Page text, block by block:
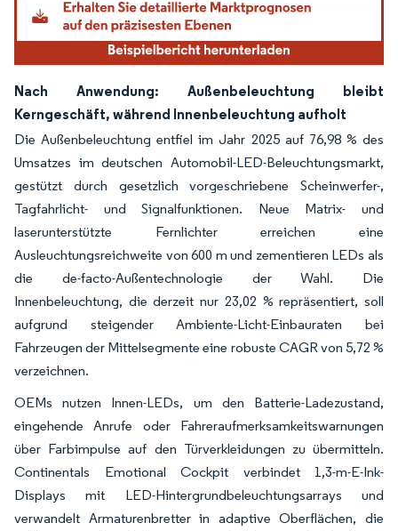
Nach Anwendung: Außenbeleuchtung bleibt
Kerngeschäft, während Innenbeleuchtung aufholt
Die Außenbeleuchtung entfiel im Jahr 2025 auf 76,98 % des
Umsatzes im deutschen Automobil-LED-Beleuchtungsmarkt,
gestützt durch gesetzlich vorgeschriebene Scheinwerfer-,
Tagfahrlicht- und Signalfunktionen. Neue Matrix- und
laserunterstützte Fernlichter erreichen eine
Ausleuchtungsreichweite von 600 m und zementieren LEDs als
die de-facto-Außentechnologie der Wahl. Die
Innenbeleuchtung, die derzeit nur 23,02 % repräsentiert, soll
aufgrund steigender Ambiente-Licht-Einbauraten bei
Fahrzeugen der Mittelsegmente eine robuste CAGR von 5,72 %
verzeichnen.
OEMs nutzen Innen-LEDs, um den Batterie-Ladezustand,
eingehende Anrufe oder Fahreraufmerksamkeitswarnungen
über Farbimpulse auf den Türverkleidungen zu übermitteln.
Continentals Emotional Cockpit verbindet 1,3-m-E-Ink-
Displays mit LED-Hintergrundbeleuchtungsarrays und
verwandelt Armaturenbretter in adaptive Oberflächen, die